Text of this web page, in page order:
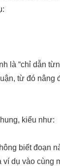
là “chỉ dẫn
từ đó nâng
kiểu như:
biết đoạn
dụ vào cùng